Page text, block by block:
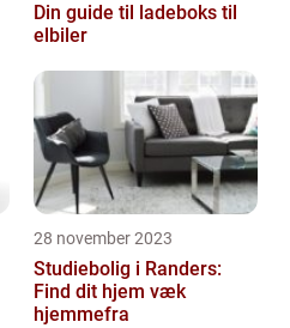
Din guide til ladeboks til
elbiler
28 november 2023
Studiebolig i Randers:
Find dit hjem væk
hjemmefra